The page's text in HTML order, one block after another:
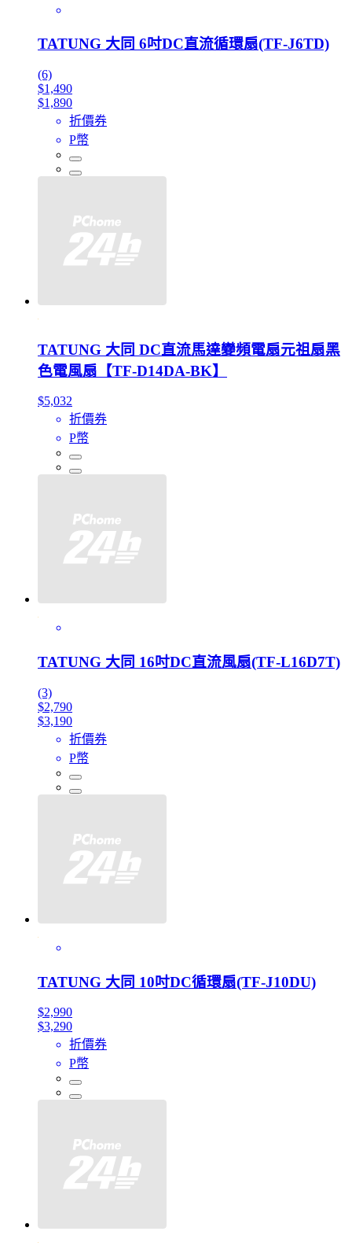
TATUNG 大同 6吋DC直流循環扇(TF-J6TD)
(6)
$1,490
$1,890
折價券
P幣
TATUNG 大同 DC直流馬達變頻電扇元祖扇黑
色電風扇【TF-D14DA-BK】
$5,032
折價券
P幣
TATUNG 大同 16吋DC直流風扇(TF-L16D7T)
(3)
$2,790
$3,190
折價券
P幣
TATUNG 大同 10吋DC循環扇(TF-J10DU)
$2,990
$3,290
折價券
P幣